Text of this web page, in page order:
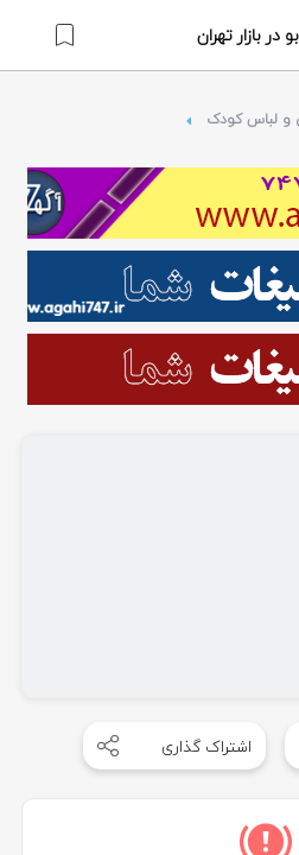
بازار تهران
و لباس کودک
اشتراک گذاری